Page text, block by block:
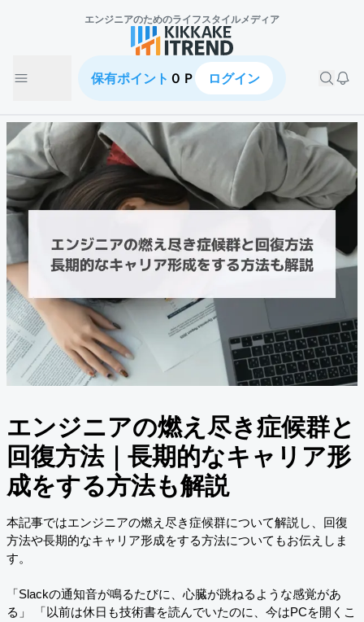
エンジニアのためのライフスタイルメディア
保有ポイント ０Ｐ ログイン
エンジニアの燃え尽き症候群と
回復方法｜長期的なキャリア形
成をする方法も解説
本記事ではエンジニアの燃え尽き症候群について解説し、回復
方法や長期的なキャリア形成をする方法についてもお伝えしま
す。
「Slackの通知音が鳴るたびに、心臓が跳ねるような感覚があ
る」 「以前は休日も技術書を読んでいたのに、今はPCを開くこ